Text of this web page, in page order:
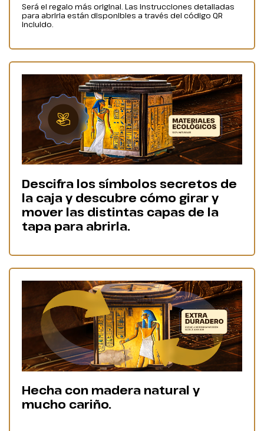
Será el regalo más original. Las instrucciones detalladas
para abrirla están disponibles a través del código QR
incluido.
Descifra los símbolos secretos de
la caja y descubre cómo girar y
mover las distintas capas de la
tapa para abrirla.
Hecha con madera natural y
mucho cariño.